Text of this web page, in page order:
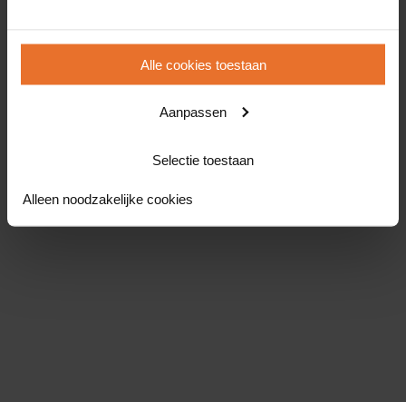
Alle cookies toestaan
Aanpassen
Selectie toestaan
Alleen noodzakelijke cookies